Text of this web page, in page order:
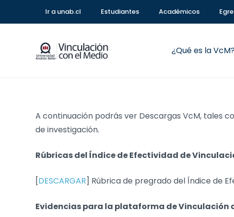
Ir a unab.cl Estudiantes Académicos
¿Qué es la
A continuación podrás ver Descargas VcM, tales
de investigación.
Rúbricas del Índice de Efectividad de
[DESCARGAR] Rúbrica de pregrado del Índice de
Evidencias para la plataforma de Vinculación